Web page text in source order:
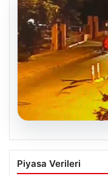
05.08.2026
Nilda
Saldırının
Piyasa Verileri